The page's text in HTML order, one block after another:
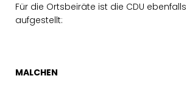
Für die Ortsbeiräte ist die CDU
aufgestellt:
MALCHEN